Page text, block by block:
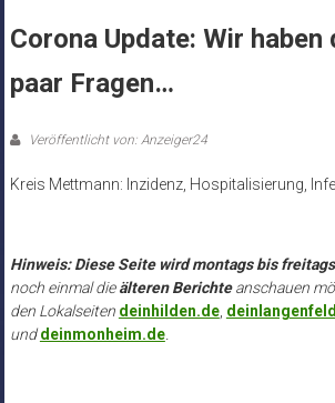
Corona Update: Wir haben
paar Fragen…
Veröffentlicht von: Anzeiger24
Kreis Mettmann: Inzidenz, Hospitalisierung,
Hinweis: Diese Seite wird montags bis
noch einmal dieälteren Berichteanschauen
den Lokalseiten deinhilden.de,
unddeinmonheim.de.